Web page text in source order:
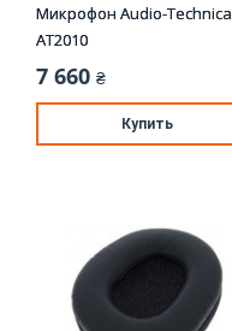
Микрофон Audio-Technica
AT2010
7 660 ₴
Купить